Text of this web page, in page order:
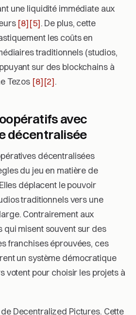
une liquidité immédiate aux
[8][5]. De plus, cette
les coûts en
traditionnels (studios,
sur des blockchains à
Tezos [8][2].
avec
décentralisée
décentralisées
du jeu en matière de
déplacent le pouvoir
traditionnels vers une
Contrairement aux
qui misent souvent sur des
franchises éprouvées, ces
un système démocratique
votent pour choisir les projets à
de Decentralized Pictures. Cette